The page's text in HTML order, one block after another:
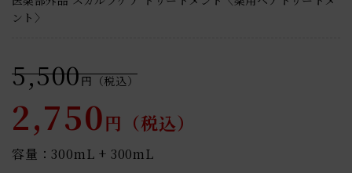
ント〉
5,500円（税込）
2,750円（税込）
容量：300mL + 300mL